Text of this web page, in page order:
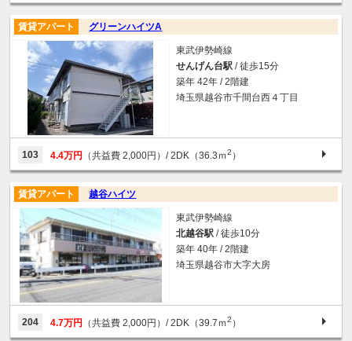
グリーンハイツA
賃貸アパート
東武伊勢崎線
せんげん台駅 / 徒歩15分
築年 42年 / 2階建
埼玉県越谷市千間台西４丁目
103 4.4万円 （共益費 2,000円）/ 2DK（36.3ｍ2 ）
越谷ハイツ
賃貸アパート
東武伊勢崎線
北越谷駅 / 徒歩10分
築年 40年 / 2階建
埼玉県越谷市大字大房
204 4.7万円 （共益費 2,000円）/ 2DK（39.7ｍ2 ）